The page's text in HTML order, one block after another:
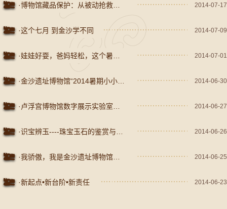
·博物馆藏品保护：从被动抢救到主动预防——馆藏文物预防性保护技术成果交流项目在成都举办 2014-07-17
·这个七月 到金沙学不同 2014-07-09
·娃娃好耍，爸妈轻松，这个暑假，硬是安逸！ 2014-07-01
·金沙遗址博物馆“2014暑期小小讲解员培训活动”正式展开 2014-06-30
·卢浮宫博物馆数字展示实验室创新导览掠影 2014-06-27
·识宝辨玉----珠宝玉石的鉴赏与投资 2014-06-26
·我骄傲，我是金沙遗址博物馆志愿者 2014-06-25
·新起点•新台阶•新责任 2014-06-23